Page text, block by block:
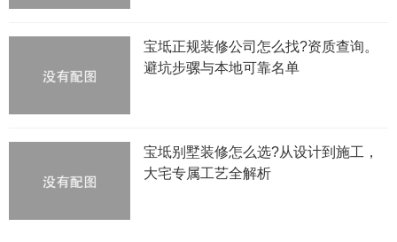
宝坻正规装修公司怎么找?资质查询。
避坑步骡与本地可靠名单
宝坻别墅装修怎么选?从设计到施工，
大宅专属工艺全解析